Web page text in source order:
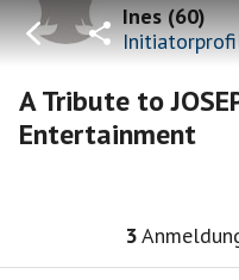
Ines(60)
A Tribute to
Entertainment
3